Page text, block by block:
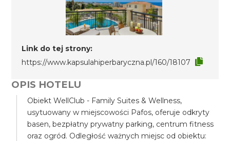
Link do tej strony:
https://www.kapsulahiperbaryczna.pl/160/18107
OPIS HOTELU
Obiekt WellClub - Family Suites & Wellness,
usytuowany w miejscowości Pafos, oferuje odkryty
basen, bezpłatny prywatny parking, centrum fitness
oraz ogród. Odległość ważnych miejsc od obiektu: